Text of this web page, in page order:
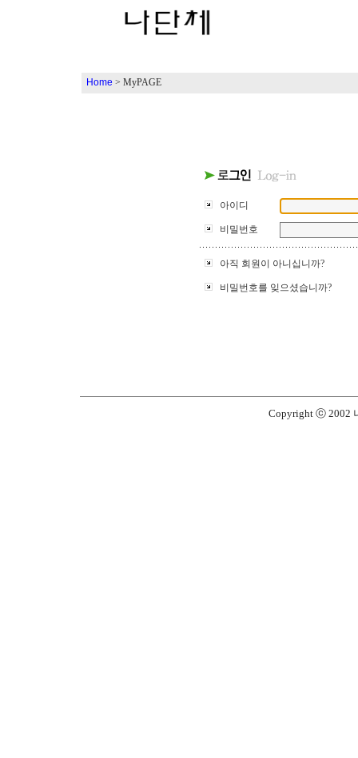
Home > MyPAGE
아이디
비밀번호
아직 회원이 아니십니까?
비밀번호를 잊으셨습니까?
Copyright ⓒ 2002